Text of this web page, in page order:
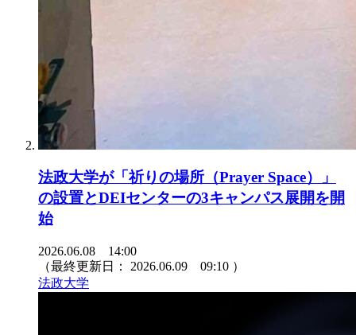
法政大学が「祈りの場所（Prayer Space）」
の設置とDEIセンターの3キャンパス展開を開
始
2026.06.08 14:00
（最終更新日： 2026.06.09 09:10 ）
法政大学